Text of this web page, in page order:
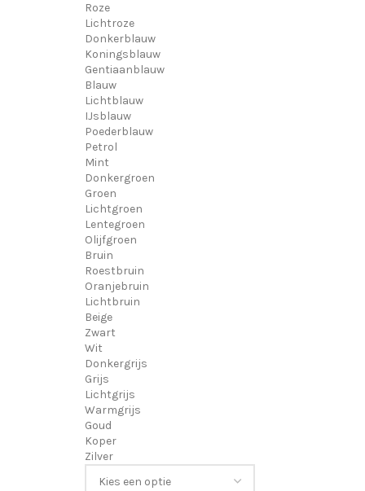
Roze
Lichtroze
Donkerblauw
Koningsblauw
Gentiaanblauw
Blauw
Lichtblauw
IJsblauw
Poederblauw
Petrol
Mint
Donkergroen
Groen
Lichtgroen
Lentegroen
Olijfgroen
Bruin
Roestbruin
Oranjebruin
Lichtbruin
Beige
Zwart
Wit
Donkergrijs
Grijs
Lichtgrijs
Warmgrijs
Goud
Koper
Zilver